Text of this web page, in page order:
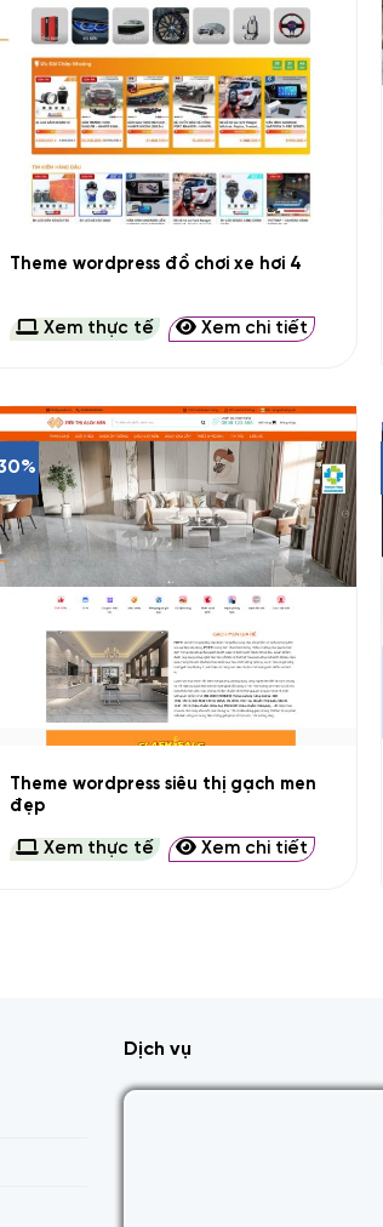
Theme wordpress đồ chơi xe hơi 4
Xem thực tế Xem chi tiết
Theme wordpress siêu thị gạch men
đẹp
Xem thực tế Xem chi tiết
Dịch vụ